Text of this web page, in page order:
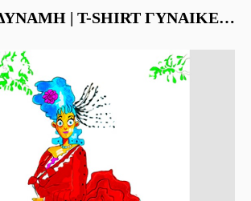
ΕΥΓΕΝΉΣ ΔΎΝΑΜΗ | Τ-SHIRT ΓΥΝΑΙΚΕΊΟ - SMILE